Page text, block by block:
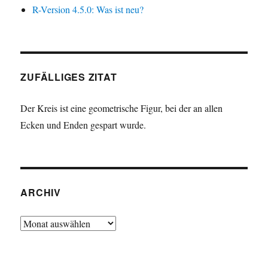
R-Version 4.5.0: Was ist neu?
ZUFÄLLIGES ZITAT
Der Kreis ist eine geometrische Figur, bei der an allen
Ecken und Enden gespart wurde.
ARCHIV
Archiv